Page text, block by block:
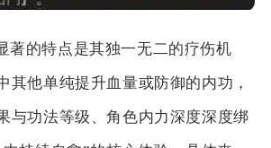
著的特点是其独一无二的疗伤机
其他单纯提升血量或防御的内功，
与功法等级、角色内力深度深度绑